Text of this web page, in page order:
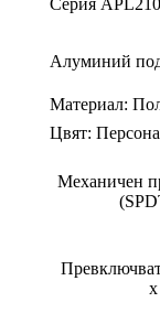
Алуминий
Материал:
Цвят:
Механичен